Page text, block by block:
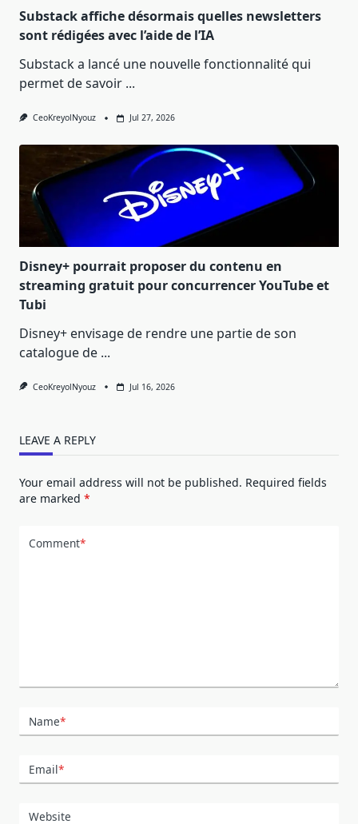
Substack affiche désormais quelles newsletters
sont rédigées avec l’aide de l’IA
Substack a lancé une nouvelle fonctionnalité qui
permet de savoir ...
CeoKreyolNyouz Jul 27, 2026
Disney+ pourrait proposer du contenu en
streaming gratuit pour concurrencer YouTube et
Tubi
Disney+ envisage de rendre une partie de son
catalogue de ...
CeoKreyolNyouz Jul 16, 2026
LEAVE A REPLY
Your email address will not be published. Required fields
are marked *
Comment*
Name*
Email*
Website